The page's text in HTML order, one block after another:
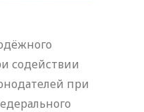
содействии
при